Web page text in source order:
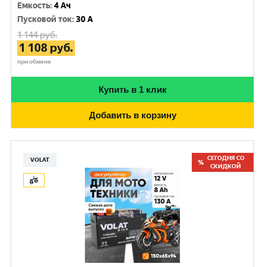
Емкость:4 Ач
Пусковой ток:30 A
1 144руб.
1 108 руб.
при обмене
Купить в 1 клик
Добавить в корзину
VOLAT
СЕГОДНЯ СО
СКИДКОЙ